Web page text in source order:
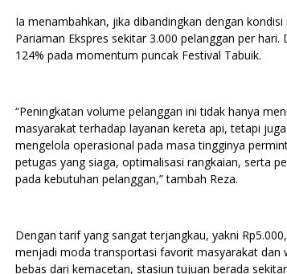
Ia menambahkan, jika dibandingkan dengan
Pariaman Ekspres sekitar 3.000 pelanggan per
124% pada momentum puncak Festival Tabuik.
“Peningkatan volume pelanggan ini tidak hanya
masyarakat terhadap layanan kereta api, tetapi
mengelola operasional pada masa tingginya
petugas yang siaga, optimalisasi rangkaian, serta
pada kebutuhan pelanggan,” tambah Reza.
Dengan tarif yang sangat terjangkau, yakni
menjadi moda transportasi favorit masyarakat dan
bebas dari kemacetan, stasiun tujuan berada